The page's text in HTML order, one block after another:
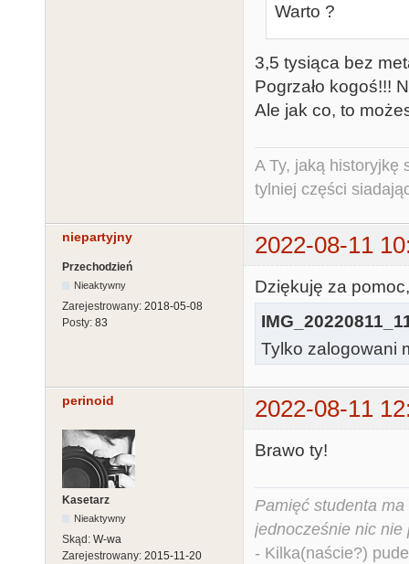
Warto ?
3,5 tysiąca bez
Pogrzało kogoś!!!
Ale jak co, to
A Ty, jaką historyjkę
tylniej części
niepartyjny 2022-08-11
Przechodzień
Nieaktywny
Zarejestrowany: 2018-05-08
Posty: 83
Dziękuję za
Tylko zalogowani
perinoid 2022-08-11
Kasetarz
Nieaktywny
Skąd: W-wa
Zarejestrowany: 2015-11-20
Brawo ty!
Pamięć studenta
jednocześnie nic nie
- Kilka(naście?)